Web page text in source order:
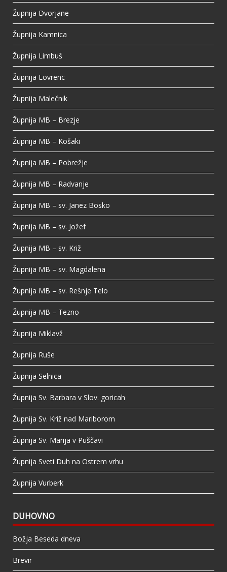
Župnija Dvorjane
Župnija Kamnica
Župnija Limbuš
Župnija Lovrenc
Župnija Malečnik
Župnija MB – Brezje
Župnija MB – Košaki
Župnija MB – Pobrežje
Župnija MB – Radvanje
Župnija MB – sv. Janez Bosko
Župnija MB – sv. Jožef
Župnija MB – sv. Križ
Župnija MB – sv. Magdalena
Župnija MB – sv. Rešnje Telo
Župnija MB – Tezno
Župnija Miklavž
Župnija Ruše
Župnija Selnica
Župnija Sv. Barbara v Slov. goricah
Župnija Sv. Križ nad Mariborom
Župnija Sv. Marija v Puščavi
Župnija Sveti Duh na Ostrem vrhu
Župnija Vurberk
DUHOVNO
Božja Beseda dneva
Brevir